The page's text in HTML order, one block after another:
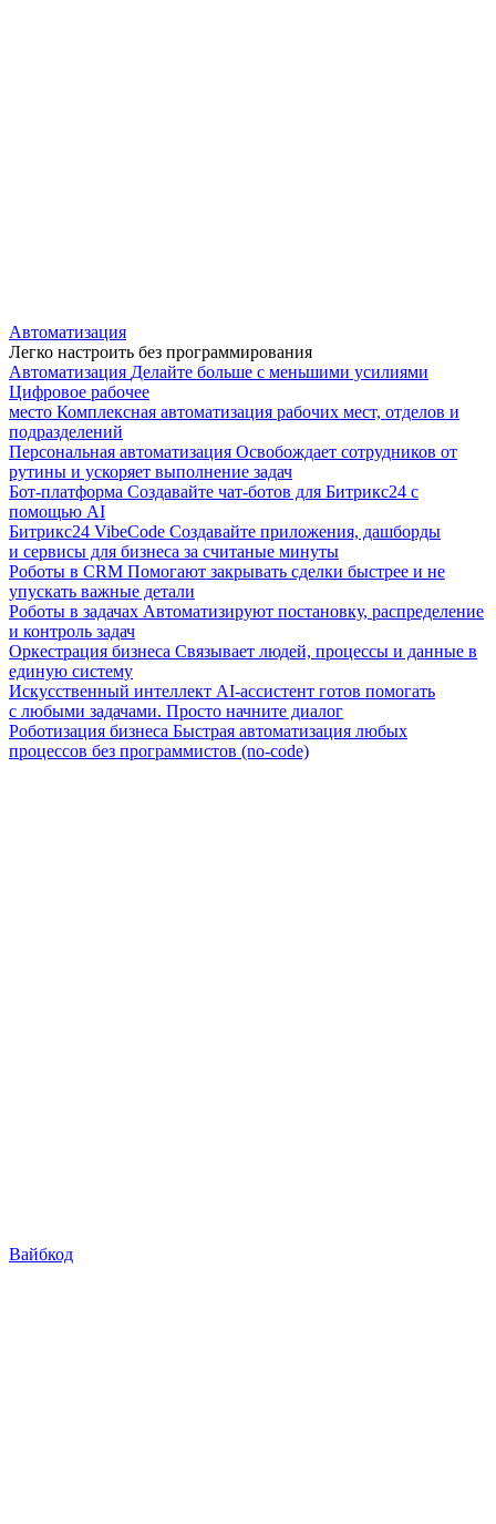
Автоматизация
Легко настроить без программирования
Автоматизация Делайте больше с меньшими усилиями
Цифровое рабочее
место Комплексная автоматизация рабочих мест, отделов и
подразделений
Персональная автоматизация Освобождает сотрудников от
рутины и ускоряет выполнение задач
Бот-платформа Создавайте чат-ботов для Битрикс24 с
помощью AI
Битрикс24 VibeCode Создавайте приложения, дашборды
и сервисы для бизнеса за считаные минуты
Роботы в CRM Помогают закрывать сделки быстрее и не
упускать важные детали
Роботы в задачах Автоматизируют постановку, распределение
и контроль задач
Оркестрация бизнеса Связывает людей, процессы и данные в
единую систему
Искусственный интеллект AI-ассистент готов помогать
с любыми задачами. Просто начните диалог
Роботизация бизнеса Быстрая автоматизация любых
процессов без программистов (no-code)
Вайбкод